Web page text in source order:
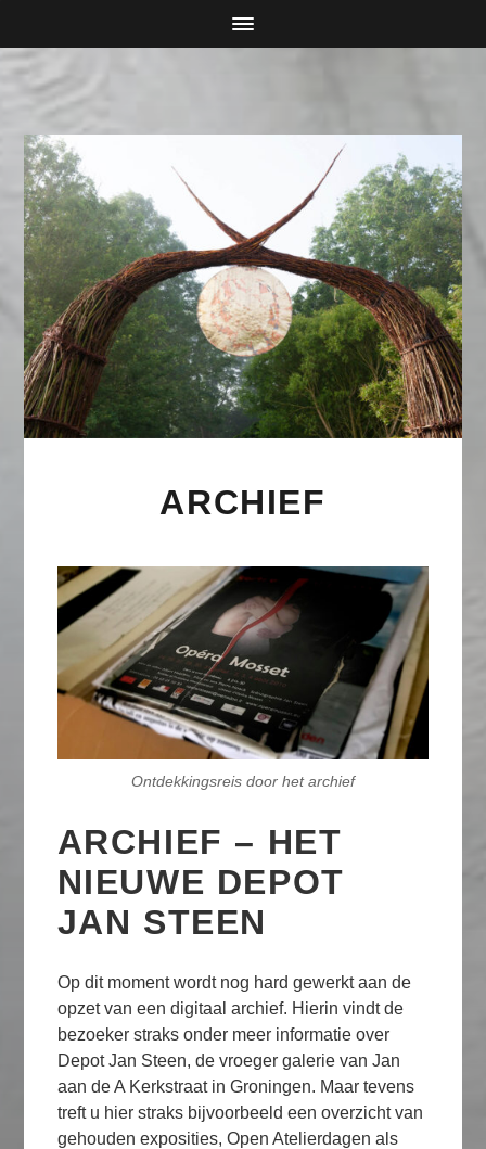
ARCHIEF
Ontdekkingsreis door het archief
ARCHIEF – HET
NIEUWE DEPOT
JAN STEEN
Op dit moment wordt nog hard gewerkt aan de
opzet van een digitaal archief. Hierin vindt de
bezoeker straks onder meer informatie over
Depot Jan Steen, de vroeger galerie van Jan
aan de A Kerkstraat in Groningen. Maar tevens
treft u hier straks bijvoorbeeld een overzicht van
gehouden exposities, Open Atelierdagen als